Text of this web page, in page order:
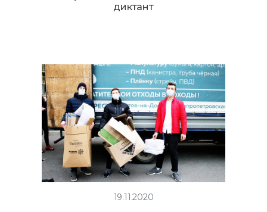
диктант
19.11.2020